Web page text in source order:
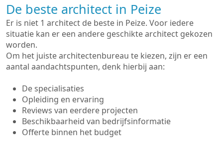
De beste architect in Peize
Er is niet 1 architect de beste in Peize. Voor iedere
situatie kan er een andere geschikte architect gekozen
worden.
Om het juiste architectenbureau te kiezen, zijn er een
aantal aandachtspunten, denk hierbij aan:
De specialisaties
Opleiding en ervaring
Reviews van eerdere projecten
Beschikbaarheid van bedrijfsinformatie
Offerte binnen het budget